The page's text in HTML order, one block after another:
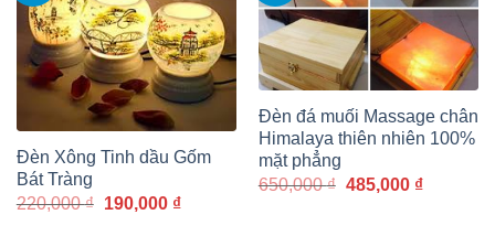
Đèn Xông Tinh dầu Gốm
Bát Tràng
220,000₫
Giá
190,000 ₫Giá
Đèn đá muối Massage chân
Himalaya thiên nhiên 100%
mặt phẳng
650,000₫ Giá
485,000 ₫Giá